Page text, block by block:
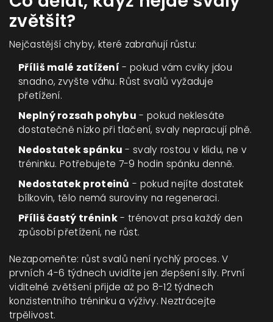
zvětšit?
Nejčastější chyby, které zabraňují růstu:
Příliš malé zatížení - pokud vám cviky jdou
snadno, zvyšte váhu. Růst svalů vyžaduje
přetížení.
Neplný rozsah pohybu - pokud neklesáte
dostatečně nízko při tlačení, svaly nepracují plně.
Nedostatek spánku - svaly rostou v klidu, ne v
tréninku. Potřebujete 7-9 hodin spánku denně.
Nedostatek proteinů - pokud nejíte dostatek
bílkovin, tělo nemá suroviny na regeneraci.
Příliš častý trénink- trénovat prsa každý den
způsobí přetížení, ne růst.
Nezapomeňte: růst svalů není rychlý proces. V
prvních 4-6 týdnech uvidíte jen zlepšení síly. První
viditelné zvětšení přijde až po 8-12 týdnech
konzistentního tréninku a výživy. Neztrácejte
trpělivost.